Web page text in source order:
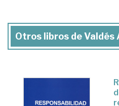
Otros libros de